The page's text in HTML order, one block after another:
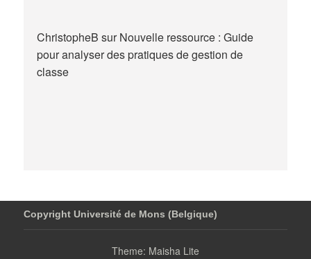
ChristopheB surNouvelle ressource : Guide
pour analyser des pratiques de gestion de
classe
Copyright Université de Mons (Belgique)
Theme: Maisha Lite